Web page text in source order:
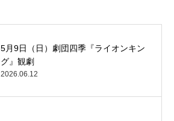
5月9日（日）劇団四季『ライオンキン
グ』観劇
2026.06.12